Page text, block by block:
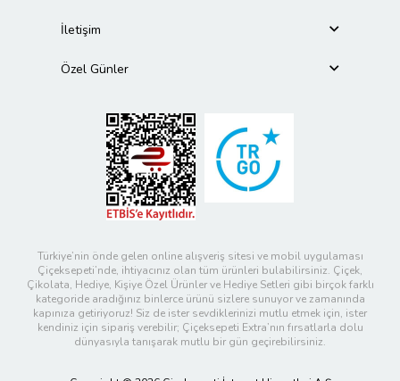
İletişim
Özel Günler
Türkiye’nin önde gelen online alışveriş sitesi ve mobil uygulaması
Çiçeksepeti’nde, ihtiyacınız olan tüm ürünleri bulabilirsiniz. Çiçek,
Çikolata, Hediye, Kişiye Özel Ürünler ve Hediye Setleri gibi birçok farklı
kategoride aradığınız binlerce ürünü sizlere sunuyor ve zamanında
kapınıza getiriyoruz! Siz de ister sevdiklerinizi mutlu etmek için, ister
kendiniz için sipariş verebilir; Çiçeksepeti Extra’nın fırsatlarla dolu
dünyasıyla tanışarak mutlu bir gün geçirebilirsiniz.